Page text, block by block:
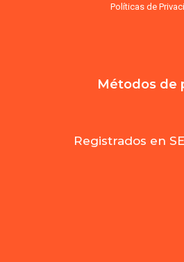
Políticas de
Métodos de
Registrados en